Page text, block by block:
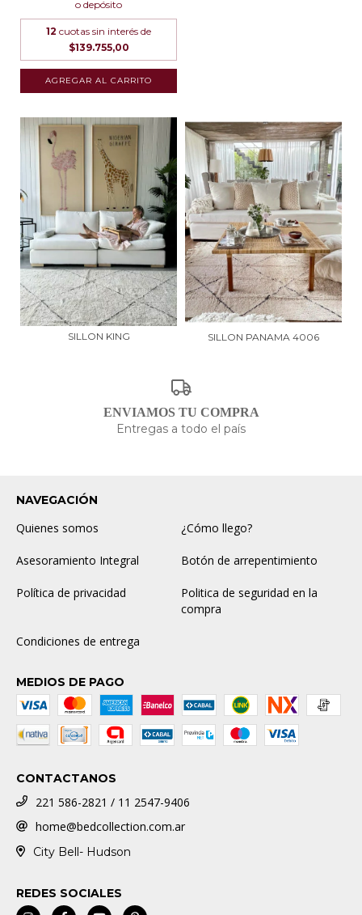
o depósito
12 cuotas sin interés de
$139.755,00
AGREGAR AL CARRITO
SILLON KING SILLON PANAMA 4006
ENVIAMOS TU COMPRA
Entregas a todo el país
NAVEGACIÓN
Quienes somos ¿Cómo llego?
Asesoramiento Integral Botón de arrepentimiento
Política de privacidad
Politica de seguridad en la
compra
Condiciones de entrega
MEDIOS DE PAGO
CONTACTANOS
221 586-2821 / 11 2547-9406
home@bedcollection.com.ar
City Bell- Hudson
REDES SOCIALES